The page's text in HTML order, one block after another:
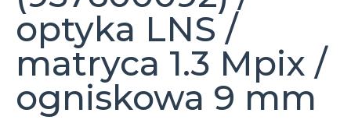
optyka LNS /
matryca 1.3 Mpix /
ogniskowa 9 mm